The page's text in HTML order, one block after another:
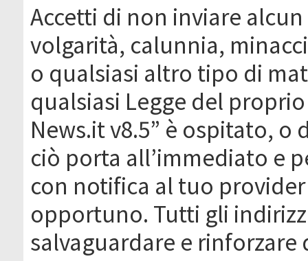
Accetti di non inviare
volgarità, calunnia,
o qualsiasi altro tipo di
qualsiasi Legge del
News.it v8.5” è ospitato, o
ciò porta all’immediato e
con notifica al tuo
opportuno. Tutti gli
salvaguardare e